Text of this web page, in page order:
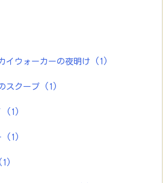
イウォーカーの夜明け (1)
スクープ (1)
(1)
(1)